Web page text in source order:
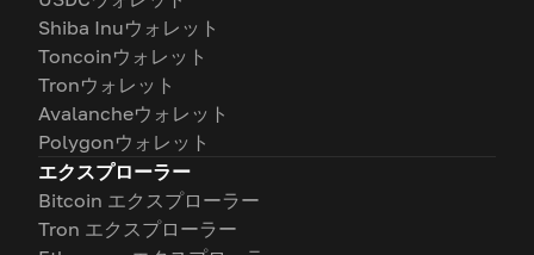
Shiba Inuウォレット
Toncoinウォレット
Tronウォレット
Avalancheウォレット
Polygonウォレット
エクスプローラー
Bitcoin エクスプローラー
Tron エクスプローラー